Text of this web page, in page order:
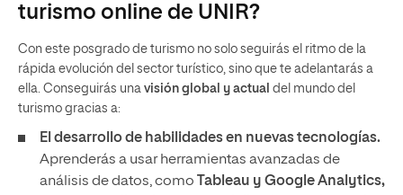
turismo online de UNIR?
Con este posgrado de turismo no solo seguirás el ritmo de la
rápida evolución del sector turístico, sino que te adelantarás a
ella. Conseguirás una visión global y actual del mundo del
turismo gracias a:
El desarrollo de habilidades en nuevas tecnologías.
Aprenderás a usar herramientas avanzadas de
análisis de datos, como
Tableau y Google Analytics,